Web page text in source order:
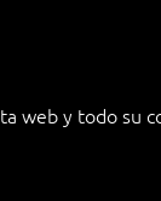
web y todo su